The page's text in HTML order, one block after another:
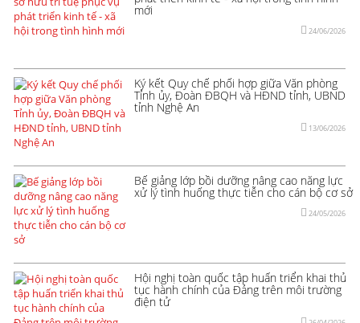
mới
24/06/2026
Ký kết Quy chế phối hợp giữa Văn phòng
Tỉnh ủy, Đoàn ĐBQH và HĐND tỉnh, UBND
tỉnh Nghệ An
13/06/2026
Bế giảng lớp bồi dưỡng nâng cao năng lực
xử lý tình huống thực tiễn cho cán bộ cơ sở
24/05/2026
Hội nghị toàn quốc tập huấn triển khai thủ
tục hành chính của Đảng trên môi trường
điện tử